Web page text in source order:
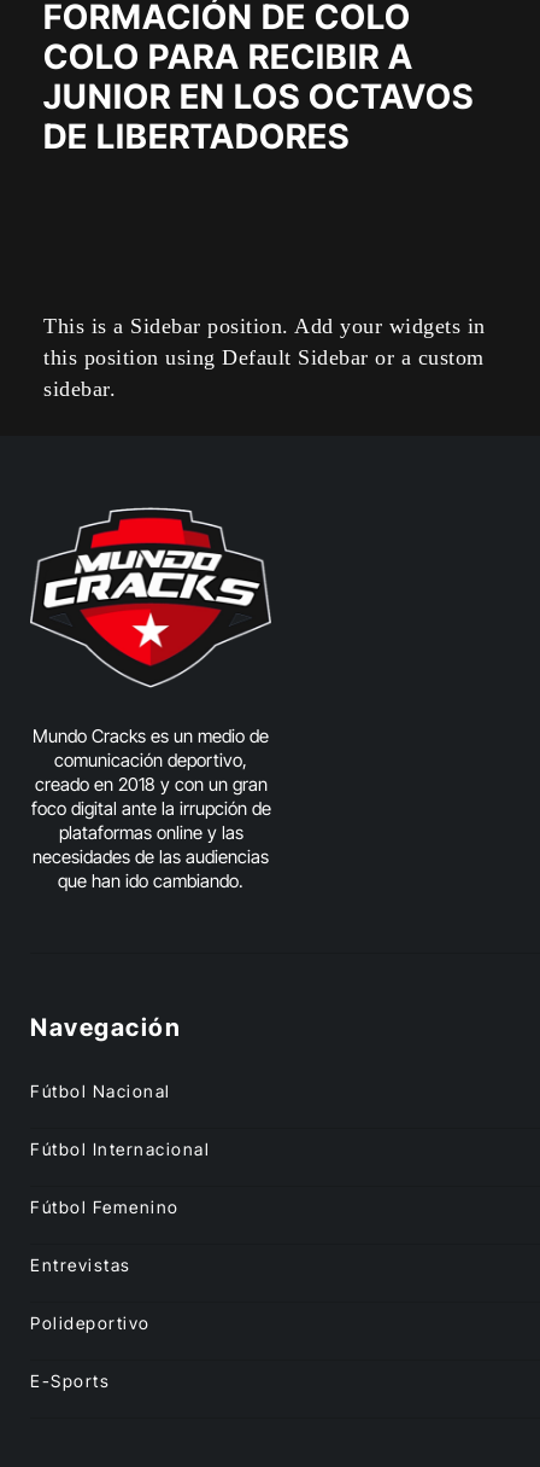
FORMACIÓN DE COLO
COLO PARA RECIBIR A
JUNIOR EN LOS OCTAVOS
DE LIBERTADORES
This is a Sidebar position. Add your widgets in
this position using Default Sidebar or a custom
sidebar.
Mundo Cracks es un medio de
comunicación deportivo,
creado en 2018 y con un gran
foco digital ante la irrupción de
plataformas online y las
necesidades de las audiencias
que han ido cambiando.
Navegación
Fútbol Nacional
Fútbol Internacional
Fútbol Femenino
Entrevistas
Polideportivo
E-Sports